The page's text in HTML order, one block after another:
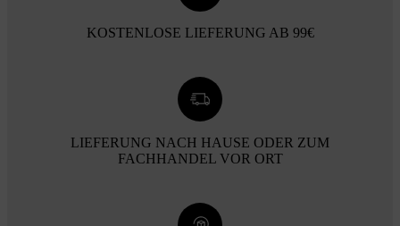
KOSTENLOSE LIEFERUNG AB 99€
LIEFERUNG NACH HAUSE ODER ZUM
FACHHANDEL VOR ORT